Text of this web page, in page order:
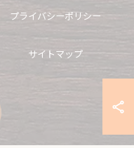
プライバシーポリシー
サイトマップ